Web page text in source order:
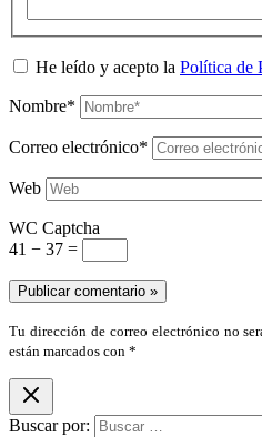
He leído y acepto la Política de
Nombre*
Correo electrónico*
Web
WC Captcha
41 − 37 =
Tu dirección de correo electrónico no
están marcados con *
Buscar por: